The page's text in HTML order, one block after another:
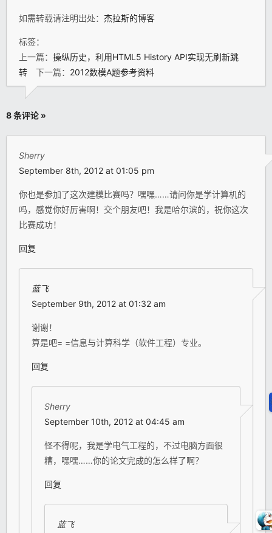
如需转载请注明出处： 杰拉斯的博客
标签：
上一篇： 操纵历史，利用HTML5 History API实现无刷新跳
转 下一篇： 2012数模A题参考资料
8 条评论 »
Sherry
September 8th, 2012 at 01:05 pm
你也是参加了这次建模比赛吗？嘿嘿……请问你是学计算机的
吗，感觉你好厉害啊！交个朋友吧！我是哈尔滨的，祝你这次
比赛成功！
回复
蓝飞
September 9th, 2012 at 01:32 am
谢谢！
算是吧= =信息与计算科学（软件工程）专业。
回复
Sherry
September 10th, 2012 at 04:45 am
怪不得呢，我是学电气工程的，不过电脑方面很
糟，嘿嘿……你的论文完成的怎么样了啊？
回复
蓝飞